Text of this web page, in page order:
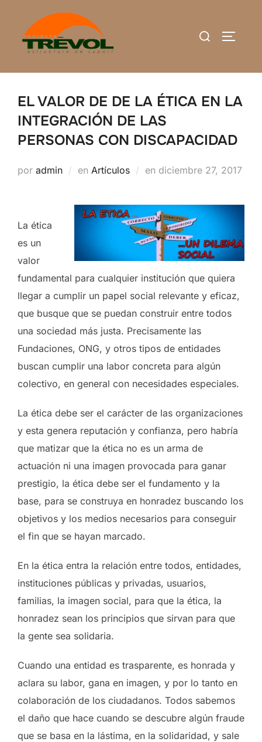
contenido
Buscar:
EL VALOR DE DE LA ÉTICA EN LA
INTEGRACIÓN DE LAS
PERSONAS CON DISCAPACIDAD
por admin en Artículos en Publicado
diciembre 27, 2017
La ética
es un
valor
fundamental para cualquier institución que quiera
llegar a cumplir un papel social relevante y eficaz,
que busque que se puedan construir entre todos
una sociedad más justa. Precisamente las
Fundaciones, ONG, y otros tipos de entidades
buscan cumplir una labor concreta para algún
colectivo, en general con necesidades especiales.
La ética debe ser el carácter de las organizaciones
y esta genera reputación y confianza, pero habría
que matizar que la ética no es un arma de
actuación ni una imagen provocada para ganar
prestigio, la ética debe ser el fundamento y la
base, para se construya en honradez buscando los
objetivos y los medios necesarios para conseguir
el fin que se hayan marcado.
En la ética entra la relación entre todos, entidades,
instituciones públicas y privadas, usuarios,
familias, la imagen social, para que la ética, la
honradez sean los principios que sirvan para que
la gente sea solidaria.
Cuando una entidad es trasparente, es honrada y
aclara su labor, gana en imagen, y por lo tanto en
colaboración de los ciudadanos. Todos sabemos
el daño que hace cuando se descubre algún fraude
que se basa en la lástima, en la solidaridad, y sale